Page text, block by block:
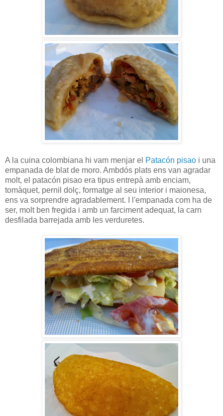
A la cuina colombiana hi vam menjar el Patacón pisao i una
empanada de blat de moro. Ambdós plats ens van agradar
molt, el patacón pisao era tipus entrepà amb enciam,
tomàquet, pernil dolç, formatge al seu interior i maionesa,
ens va sorprendre agradablement. I l'empanada com ha de
ser, molt ben fregida i amb un farciment adequat, la carn
desfilada barrejada amb les verduretes.